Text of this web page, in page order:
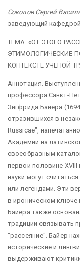
Соколов Сергей
заведующий
ТЕМА: «ОТ ЭТОГО
ЭТИМОЛОГИЧЕСКИЕ
КОНТЕКСТЕ УЧЕНОЙ
Аннотация.
профессора Санкт-
Зигфрида Байера
отразившихся в
Russicae",
Академии на
своеобразным
первой половине
науки могут
или легендами. Эти
в ироническом ключе
Байера также
традиции связывать
"рассеяние". Байер
исторические и
выдерживают